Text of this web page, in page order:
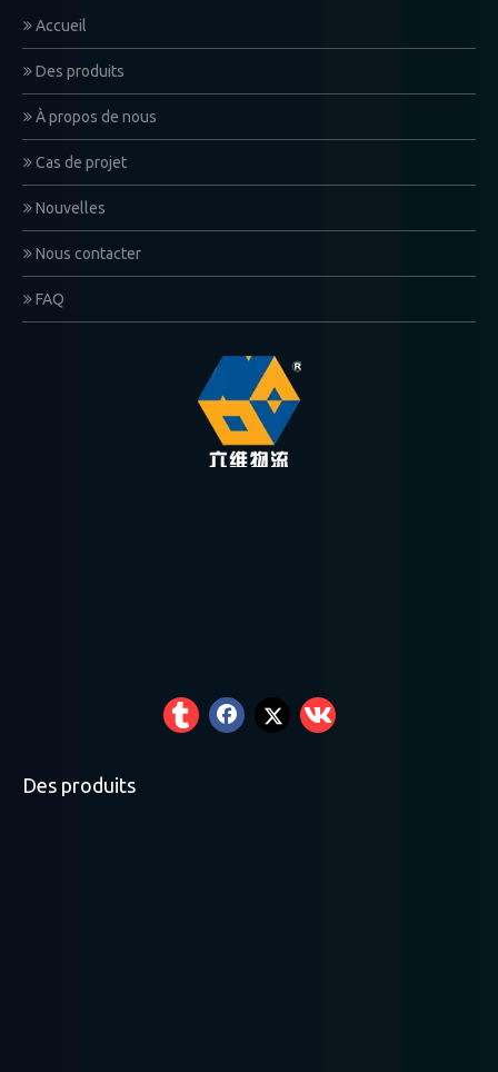
Accueil
Des produits
À propos de nous
Cas de projet
Nouvelles
Nous contacter
FAQ
Des produits